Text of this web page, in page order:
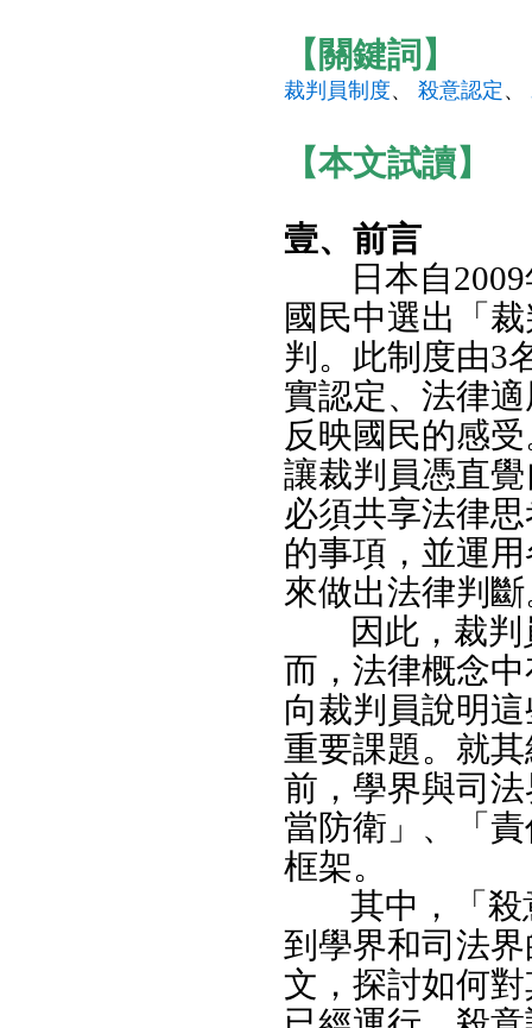
【關鍵詞】
裁判員制度、 殺意認定 、
【本文試讀】
壹、前言
日本自
國民中選出「
判。此制度由3
實認定、法律
反映國民的感
讓裁判員憑直
必須共享法律
的事項，並運
來做出法律判
因此，裁
而，法律概念
向裁判員說明
重要課題。就
前，學界與司
當防衛」、「
框架。
其中，「
到學界和司法
文，探討如何